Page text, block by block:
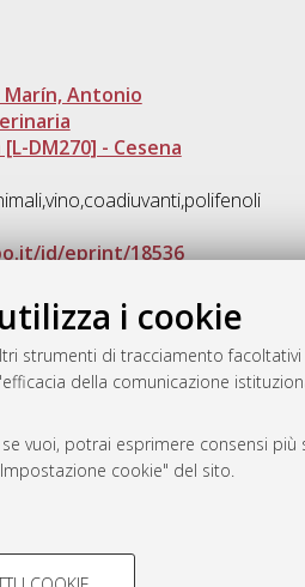
i cookie
strumenti di tracciamento
della comunicazione
vuoi, potrai esprimere consensi
cookie" del sito.
COOKIE TECNICI - NECESSARI
Marín, Antonio
DM270] - Cesena
id/eprint/18536